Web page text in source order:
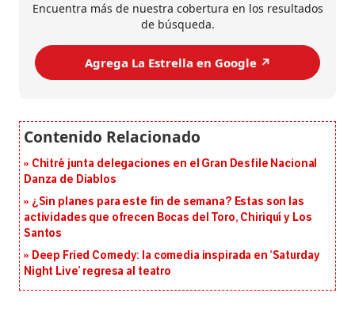
Encuentra más de nuestra cobertura en los resultados
de búsqueda.
Agrega La Estrella en Google ↗️
Chitré junta delegaciones en el Gran Desfile Nacional
Danza de Diablos
¿Sin planes para este fin de semana? Estas son las
actividades que ofrecen Bocas del Toro, Chiriquí y Los
Santos
Deep Fried Comedy: la comedia inspirada en ‘Saturday
Night Live’ regresa al teatro